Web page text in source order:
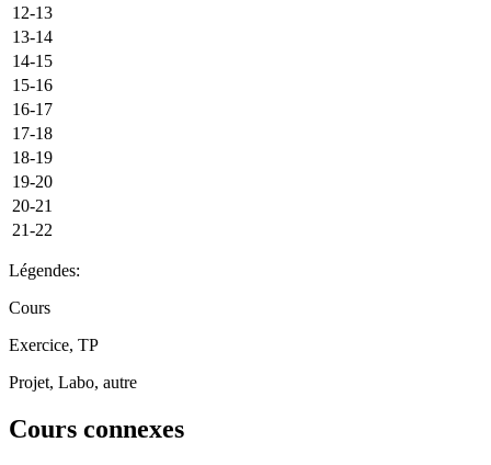
12-13
13-14
14-15
15-16
16-17
17-18
18-19
19-20
20-21
21-22
Légendes:
Cours
Exercice, TP
Projet, Labo, autre
Cours connexes